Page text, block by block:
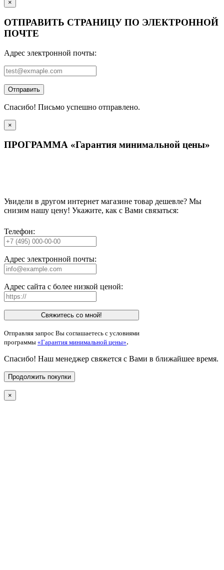
×
ОТПРАВИТЬ СТРАНИЦУ ПО ЭЛЕКТРОННОЙ
ПОЧТЕ
Адрес электронной почты:
Отправить
Спасибо! Письмо успешно отправлено.
×
ПРОГРАММА «Гарантия минимальной цены»
Увидели в другом интернет магазине товар дешевле? Мы
снизим нашу цену! Укажите, как с Вами связаться:
Телефон:
Адрес электронной почты:
Адрес сайта с более низкой ценой:
Свяжитесь со мной!
Отправляя запрос Вы соглашаетесь с условиями
программы «Гарантия минимальной цены».
Спасибо! Наш менеджер свяжется с Вами в ближайшее время.
Продолжить покупки
×